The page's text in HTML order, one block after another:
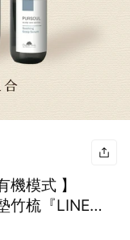
模式 】
竹梳『LINE禮